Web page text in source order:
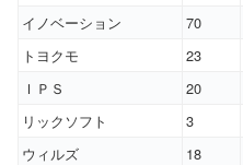
イノベーション
70
トヨクモ
23
ＩＰＳ
20
リックソフト
3
ウィルズ
18